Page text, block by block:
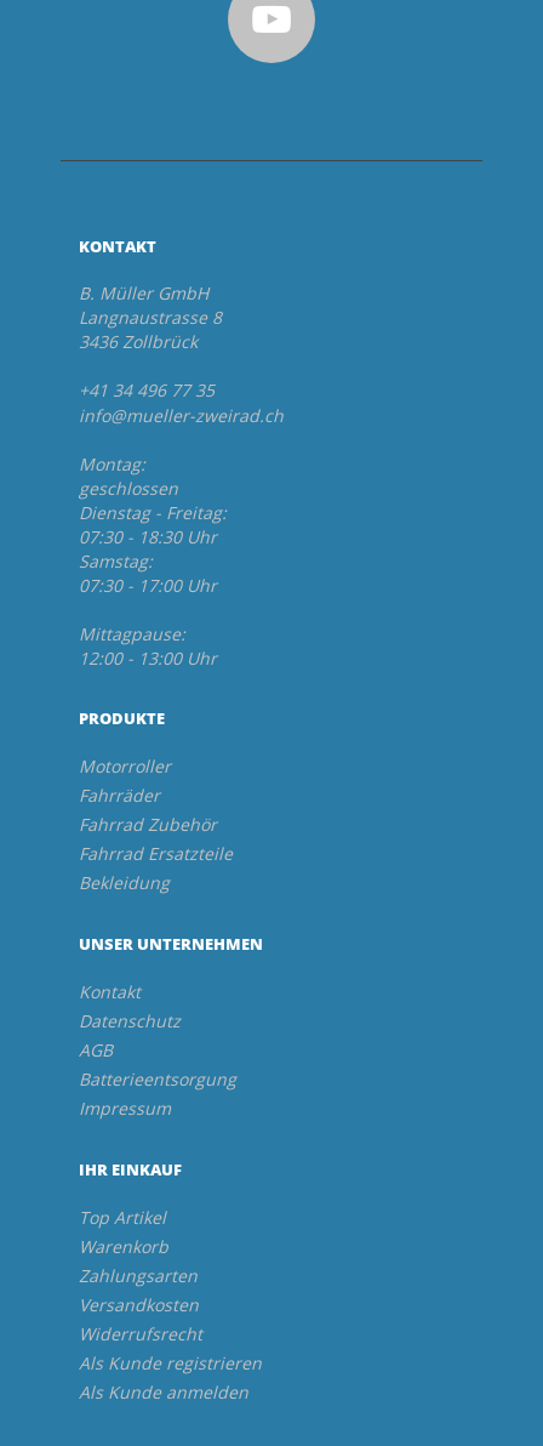
KONTAKT
B. Müller GmbH
Langnaustrasse 8
3436 Zollbrück
+41 34 496 77 35
info@mueller-zweirad.ch
Montag:
geschlossen
Dienstag - Freitag:
07:30 - 18:30 Uhr
Samstag:
07:30 - 17:00 Uhr
Mittagpause:
12:00 - 13:00 Uhr
PRODUKTE
Motorroller
Fahrräder
Fahrrad Zubehör
Fahrrad Ersatzteile
Bekleidung
UNSER UNTERNEHMEN
Kontakt
Datenschutz
AGB
Batterieentsorgung
Impressum
IHR EINKAUF
Top Artikel
Warenkorb
Zahlungsarten
Versandkosten
Widerrufsrecht
Als Kunde registrieren
Als Kunde anmelden